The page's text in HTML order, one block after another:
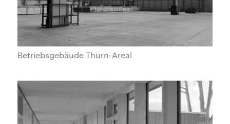
Betriebsgebäude Thurn-Areal